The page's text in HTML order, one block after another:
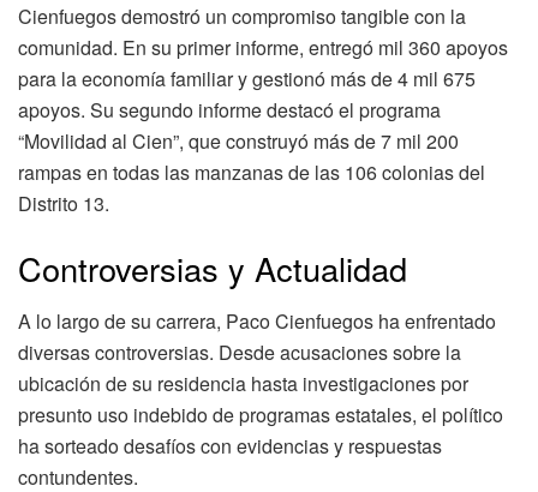
Cienfuegos demostró un compromiso tangible con la
comunidad. En su primer informe, entregó mil 360 apoyos
para la economía familiar y gestionó más de 4 mil 675
apoyos. Su segundo informe destacó el programa
“Movilidad al Cien”, que construyó más de 7 mil 200
rampas en todas las manzanas de las 106 colonias del
Distrito 13.
Controversias y Actualidad
A lo largo de su carrera, Paco Cienfuegos ha enfrentado
diversas controversias. Desde acusaciones sobre la
ubicación de su residencia hasta investigaciones por
presunto uso indebido de programas estatales, el político
ha sorteado desafíos con evidencias y respuestas
contundentes.